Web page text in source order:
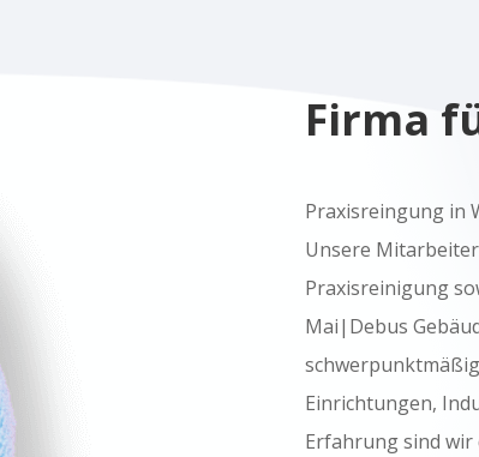
Firma
Praxisreingung in
Unsere
Praxisreinigung
Mai|Debus
Einrichtungen,
Erfahrung sind wir